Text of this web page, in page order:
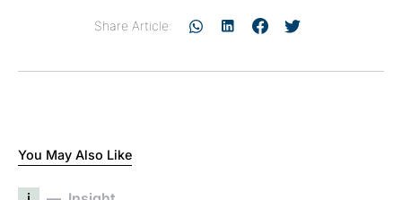
Share Article:
You May Also Like